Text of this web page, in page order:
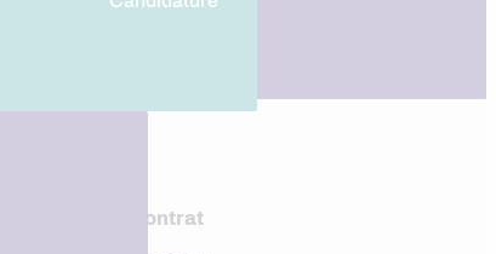
Type de contrat